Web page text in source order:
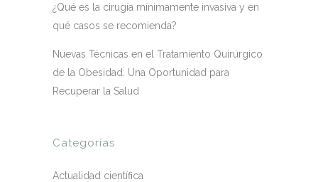
¿Qué es la cirugía mínimamente invasiva y en
qué casos se recomienda?
Nuevas Técnicas en el Tratamiento Quirúrgico
de la Obesidad: Una Oportunidad para
Recuperar la Salud
Categorías
Actualidad científica